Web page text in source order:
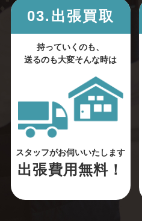
03.出張買取
持っていくのも、
送るのも大変そんな時は
スタッフがお伺いいたします
出張費用無料！